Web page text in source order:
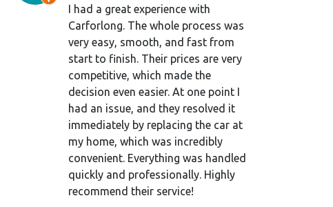
I had a great experience with
Carforlong. The whole process was
very easy, smooth, and fast from
start to finish. Their prices are very
competitive, which made the
decision even easier. At one point I
had an issue, and they resolved it
immediately by replacing the car at
my home, which was incredibly
convenient. Everything was handled
quickly and professionally. Highly
recommend their service!